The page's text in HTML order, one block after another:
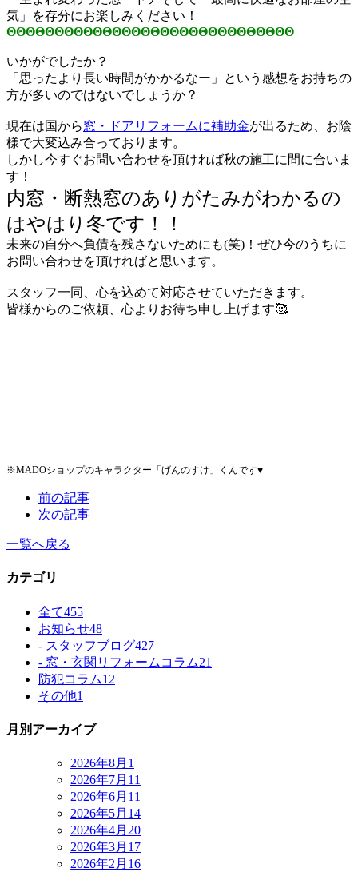
気」を存分にお楽しみください！
ΘΘΘΘΘΘΘΘΘΘΘΘΘΘΘΘΘΘΘΘΘΘΘΘΘΘΘΘΘΘ
いかがでしたか？
「思ったより長い時間がかかるなー」という感想をお持ちの
方が多いのではないでしょうか？
現在は国から窓・ドアリフォームに補助金が出るため、お陰
様で大変込み合っております。
しかし今すぐお問い合わせを頂ければ秋の施工に間に合いま
す！
内窓・断熱窓のありがたみがわかるの
はやはり冬です！！
未来の自分へ負債を残さないためにも(笑)！ぜひ今のうちに
お問い合わせを頂ければと思います。
スタッフ一同、心を込めて対応させていただきます。
皆様からのご依頼、心よりお待ち申し上げます🥰
※MADOショップのキャラクター「げんのすけ」くんです♥
前の記事
次の記事
一覧へ戻る
カテゴリ
全て455
お知らせ48
- スタッフブログ427
- 窓・玄関リフォームコラム21
防犯コラム12
その他1
月別アーカイブ
2026年8月 1
2026年7月 11
2026年6月 11
2026年5月 14
2026年4月 20
2026年3月 17
2026年2月 16